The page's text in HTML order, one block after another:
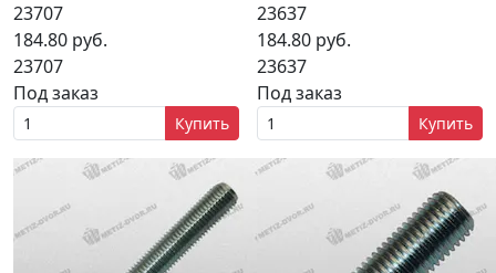
23707
184.80 руб.
23707
Под заказ
Купить
23637
184.80 руб.
23637
Под заказ
Купить